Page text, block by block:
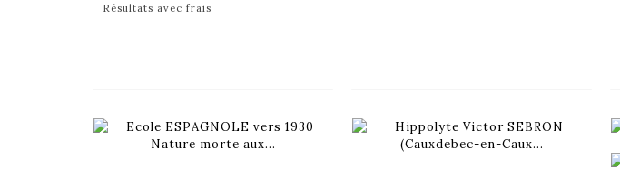
Résultats avec frais